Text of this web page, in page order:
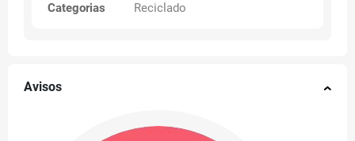
Categorias Reciclado
Avisos